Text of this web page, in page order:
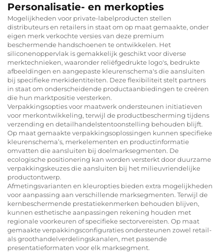
Personalisatie- en merkopties
Mogelijkheden voor private-labelproducten stellen
distributeurs en retailers in staat om op maat gemaakte, onder
eigen merk verkochte versies van deze premium
beschermende handschoenen te ontwikkelen. Het
siliconenoppervlak is gemakkelijk geschikt voor diverse
merktechnieken, waaronder reliëfgedrukte logo's, bedrukte
afbeeldingen en aangepaste kleurenschema's die aansluiten
bij specifieke merkidentiteiten. Deze flexibiliteit stelt partners
in staat om onderscheidende productaanbiedingen te creëren
die hun marktpositie versterken.
Verpakkingsopties voor maatwerk ondersteunen initiatieven
voor merkontwikkeling, terwijl de productbescherming tijdens
verzending en detailhandelstentoonstelling behouden blijft.
Op maat gemaakte verpakkingsoplossingen kunnen specifieke
kleurenschema’s, merkelementen en productinformatie
omvatten die aansluiten bij doelmarksegmenten. De
ecologische positionering kan worden versterkt door duurzame
verpakkingskeuzes die aansluiten bij het milieuvriendelijke
productontwerp.
Afmetingsvarianten en kleuropties bieden extra mogelijkheden
voor aanpassing aan verschillende marksegmenten. Terwijl de
kernbeschermende prestatiekenmerken behouden blijven,
kunnen esthetische aanpassingen rekening houden met
regionale voorkeuren of specifieke sectorvereisten. Op maat
gemaakte verpakkingsconfiguraties ondersteunen zowel retail-
als groothandelverdelingskanalen, met passende
presentatieformaten voor elk marksegment.